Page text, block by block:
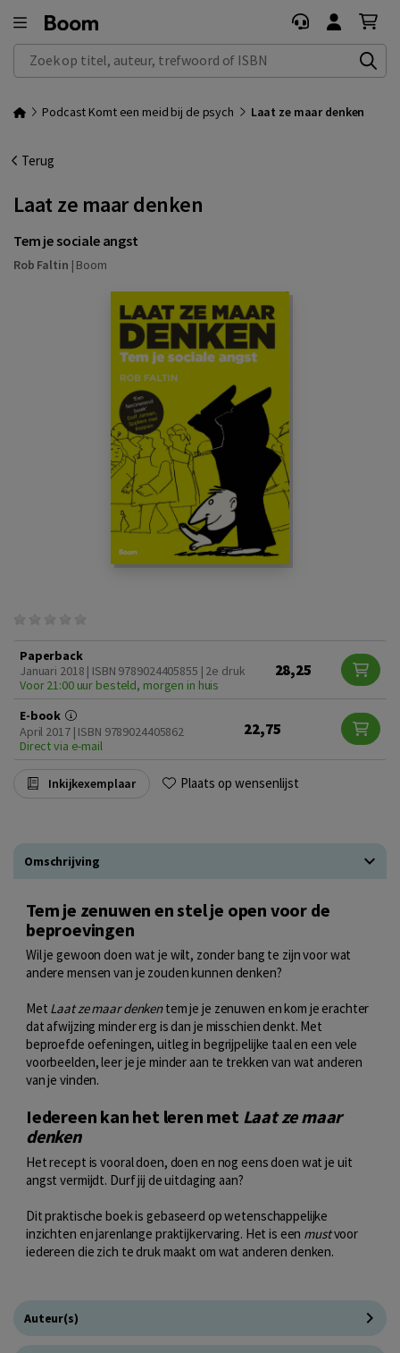
Zoek op titel, auteur, trefwoord of ISBN
Podcast Komt een meid bij de psych Laat ze maar denken
Terug
Laat ze maar denken
Tem je sociale angst
Rob Faltin | Boom
Paperback
Januari 2018 | ISBN 9789024405855 | 2e druk
Voor 21:00 uur besteld, morgen in huis
28,25
E-book
April 2017 | ISBN 9789024405862
Direct via e-mail
22,75
Inkijkexemplaar Plaats op wensenlijst
Omschrijving
Tem je zenuwen en stel je open voor de
beproevingen
Wil je gewoon doen wat je wilt, zonder bang te zijn voor wat
andere mensen van je zouden kunnen denken?
Met Laat ze maar denkentem je je zenuwen en kom je erachter
dat afwijzing minder erg is dan je misschien denkt. Met
beproefde oefeningen, uitleg in begrijpelijke taal en een vele
voorbeelden, leer je je minder aan te trekken van wat anderen
van je vinden.
Iedereen kan het leren met Laat ze maar
denken
Het recept is vooral doen, doen en nog eens doen wat je uit
angst vermijdt. Durf jij de uitdaging aan?
Dit praktische boek is gebaseerd op wetenschappelijke
inzichten en jarenlange praktijkervaring. Het is een mustvoor
iedereen die zich te druk maakt om wat anderen denken.
Auteur(s)